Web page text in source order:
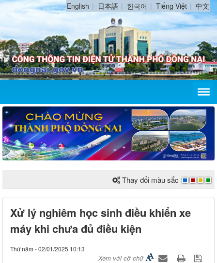
English 日本語 한국어 Tiếng Việt 中文
Thay đổi màu sắc
Xử lý nghiêm học sinh điều khiển xe
máy khi chưa đủ điều kiện
Thứ năm - 02/01/2025 10:13
Xem với cỡ chữ